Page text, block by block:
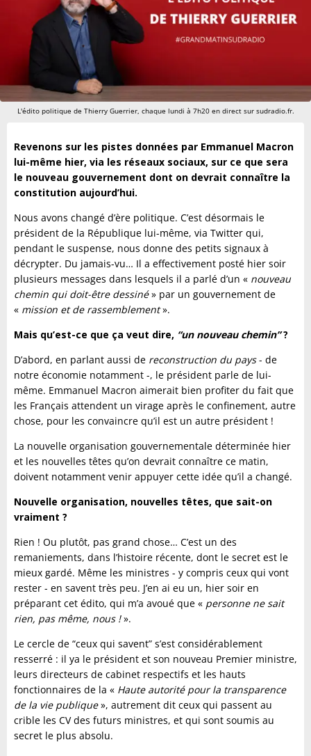
L'édito politique de Thierry Guerrier, chaque lundi à 7h20 en direct sur sudradio.fr.
Revenons sur les pistes données par Emmanuel Macron
lui-même hier, via les réseaux sociaux, sur ce que sera
le nouveau gouvernement dont on devrait connaître la
constitution aujourd’hui.
Nous avons changé d’ère politique. C’est désormais le
président de la République lui-même, via Twitter qui,
pendant le suspense, nous donne des petits signaux à
décrypter. Du jamais-vu… Il a effectivement posté hier soir
plusieurs messages dans lesquels il a parlé d’un « nouveau
chemin qui doit-être dessiné» par un gouvernement de
« mission et de rassemblement».
Mais qu’est-ce que ça veut dire, “un nouveau chemin”?
D’abord, en parlant aussi de reconstruction du pays- de
notre économie notamment -, le président parle de lui-
même. Emmanuel Macron aimerait bien profiter du fait que
les Français attendent un virage après le confinement, autre
chose, pour les convaincre qu’il est un autre président !
La nouvelle organisation gouvernementale déterminée hier
et les nouvelles têtes qu’on devrait connaître ce matin,
doivent notamment venir appuyer cette idée qu’il a changé.
Nouvelle organisation, nouvelles têtes, que sait-on
vraiment ?
Rien ! Ou plutôt, pas grand chose… C’est un des
remaniements, dans l’histoire récente, dont le secret est le
mieux gardé. Même les ministres - y compris ceux qui vont
rester - en savent très peu. J’en ai eu un, hier soir en
préparant cet édito, qui m’a avoué que « personne ne sait
rien, pas même, nous !».
Le cercle de “ceux qui savent” s’est considérablement
resserré : il ya le président et son nouveau Premier ministre,
leurs directeurs de cabinet respectifs et les hauts
fonctionnaires de la « Haute autorité pour la transparence
de la vie publique», autrement dit ceux qui passent au
crible les CV des futurs ministres, et qui sont soumis au
secret le plus absolu.